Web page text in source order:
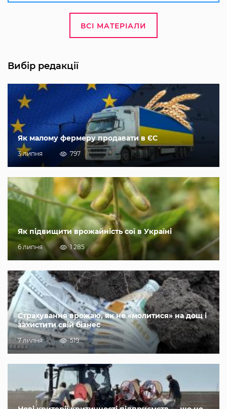
ВСІ МАТЕРІАЛИ
Вибір редакції
Як малому фермеру продавати в ЄС
3 липня 797
Як підвищити врожайність сої в Україні
6 липня 1 285
Страхування врожаю, як не «молитися» на дощ і
захистити свій бізнес
7 липня 519